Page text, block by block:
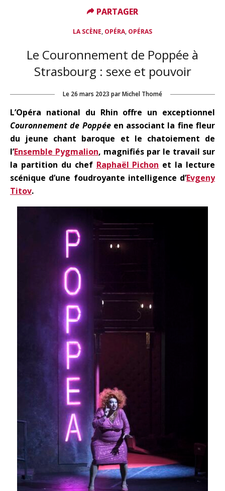
LA SCÈNE, OPÉRA, OPÉRAS
Le Couronnement de Poppée à
Strasbourg : sexe et pouvoir
Le 26 mars 2023 parMichel Thomé
L’Opéra national du Rhin offre un exceptionnel
Couronnement de Poppéeen associant la fine fleur
du jeune chant baroque et le chatoiement de
l’Ensemble Pygmalion, magnifiés par le travail sur
la partition du chef Raphaël Pichon et la lecture
scénique d’une foudroyante intelligence d’Evgeny
Titov.
PARTAGER
PARTAGER